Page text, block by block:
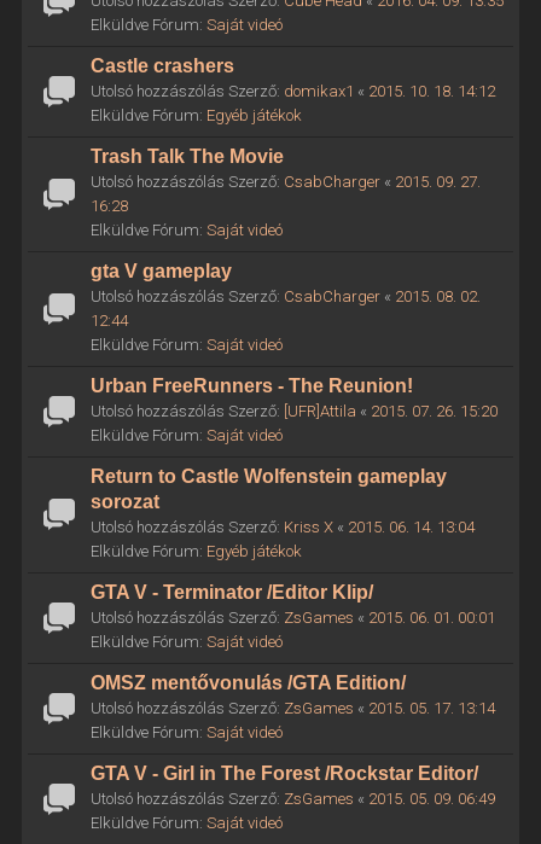
Elküldve Fórum: Saját videó
Castle crashers
Utolsó hozzászólás Szerző: domikax1 « 2015. 10. 18. 14:12
Elküldve Fórum: Egyéb játékok
Trash Talk The Movie
Utolsó hozzászólás Szerző: CsabCharger« 2015. 09. 27.
16:28
Elküldve Fórum: Saját videó
gta V gameplay
Utolsó hozzászólás Szerző: CsabCharger« 2015. 08. 02.
12:44
Elküldve Fórum: Saját videó
Urban FreeRunners - The Reunion!
Utolsó hozzászólás Szerző: [UFR]Attila « 2015. 07. 26. 15:20
Elküldve Fórum: Saját videó
Return to Castle Wolfenstein gameplay
sorozat
Utolsó hozzászólás Szerző: Kriss X« 2015. 06. 14. 13:04
Elküldve Fórum: Egyéb játékok
GTA V - Terminator /Editor Klip/
Utolsó hozzászólás Szerző: ZsGames « 2015. 06. 01. 00:01
Elküldve Fórum: Saját videó
OMSZ mentővonulás /GTA Edition/
Utolsó hozzászólás Szerző: ZsGames « 2015. 05. 17. 13:14
Elküldve Fórum: Saját videó
GTA V - Girl in The Forest /Rockstar Editor/
Utolsó hozzászólás Szerző: ZsGames « 2015. 05. 09. 06:49
Elküldve Fórum: Saját videó